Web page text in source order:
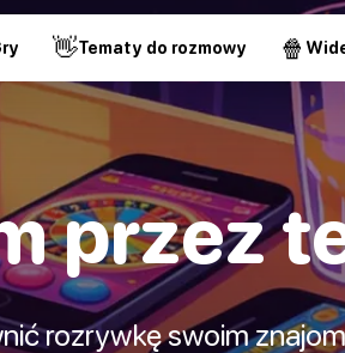
👋Tematy do rozmowy 🍿
przez
rozrywkę swoim